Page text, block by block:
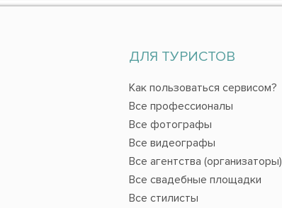
ДЛЯ ТУРИСТОВ
Как пользоваться сервисом?
Все профессионалы
Все фотографы
Все видеографы
Все агентства (организаторы)
Все свадебные площадки
Все стилисты